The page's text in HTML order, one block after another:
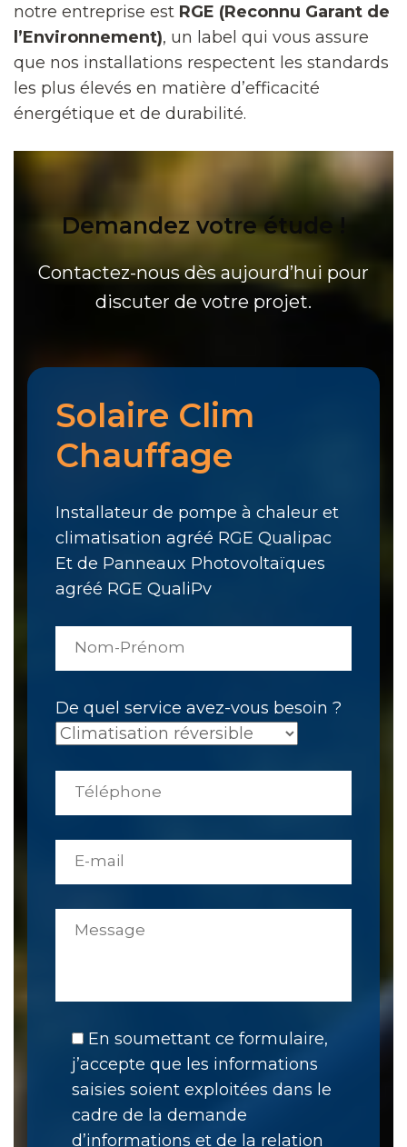
notre entreprise est RGE (Reconnu Garant de
l’Environnement), un label qui vous assure
que nos installations respectent les standards
les plus élevés en matière d’efficacité
énergétique et de durabilité.
Demandez votre étude !
Contactez-nous dès aujourd’hui pour
discuter de votre projet.
Solaire Clim
Chauffage
Installateur de pompe à chaleur et
climatisation agréé RGE Qualipac
Et de Panneaux Photovoltaïques
agréé RGE QualiPv
De quel service avez-vous besoin ?
En soumettant ce formulaire,
j’accepte que les informations
saisies soient exploitées dans le
cadre de la demande
d’informations et de la relation